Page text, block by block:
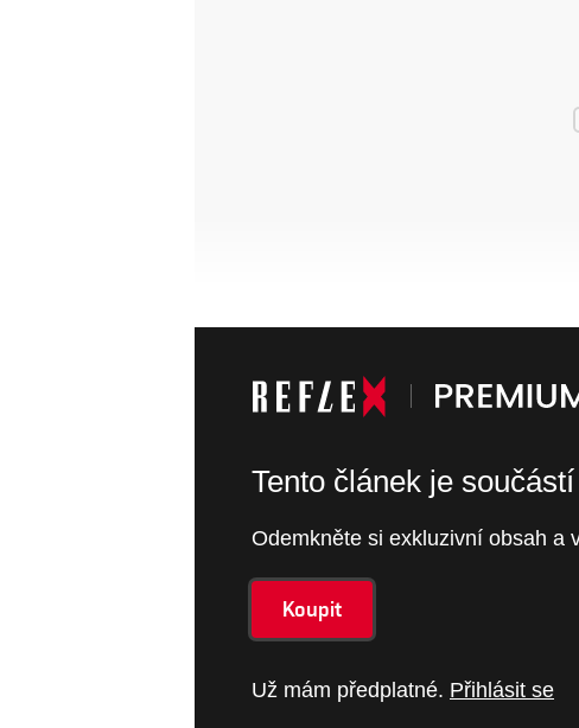
Tento článek je
Odemkněte si exkluzivní obsah a
Koupit
Už mám předplatné. Přihlásit se